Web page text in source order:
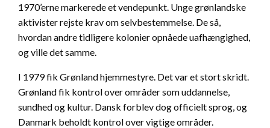
1970’erne markerede et vendepunkt. Unge grønlandske
aktivister rejste krav om selvbestemmelse. De så,
hvordan andre tidligere kolonier opnåede uafhængighed,
og ville det samme.
I 1979 fik Grønland hjemmestyre. Det var et stort skridt.
Grønland fik kontrol over områder som uddannelse,
sundhed og kultur. Dansk forblev dog officielt sprog, og
Danmark beholdt kontrol over vigtige områder.